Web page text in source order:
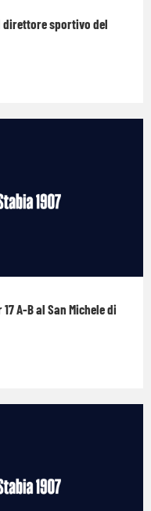
direttore sportivo del
A-B al San Michele di